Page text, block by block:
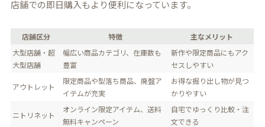
店舗での即日購入もより便利になっています。
店舗区分 特徴
主なメリット
大型店舗・超
大型店舗
幅広い商品カテゴリ、在庫数も
豊富
新作や限定商品にもアク
セスしやすい
アウトレット
限定商品や型落ち商品、廃盤ア
イテムが充実
お得な掘り出し物が見つ
かりやすい
ニトリネット
オンライン限定アイテム、送料
無料キャンペーン
自宅でゆっくり比較・注
文できる